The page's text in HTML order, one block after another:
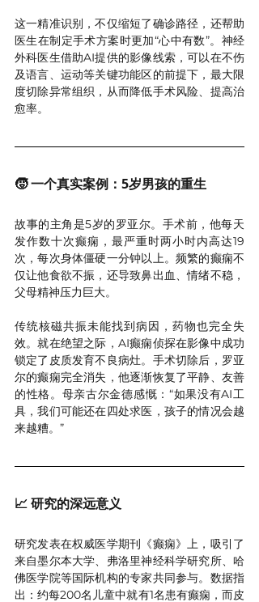
这一精准识别，不仅缩短了确诊路径，还帮助
医生在制定手术方案时更加“心中有数”。神经
外科医生借助AI提供的影像线索，可以在不伤
及语言、运动等关键功能区的前提下，最大限
度切除异常组织，从而降低手术风险、提高治
愈率。
🧒 一个真实案例：5岁男孩的重生
故事的主角是5岁的罗亚尔。手术前，他每天
发作数十次癫痫，最严重时两小时内高达19
次，每次身体僵硬一分钟以上。频繁的癫痫不
仅让他食欲不振，还导致鼻出血、情绪不稳，
父母精神压力巨大。
传统核磁共振未能找到病因，药物也完全失
效。就在绝望之际，AI癫痫侦探在影像中成功
锁定了皮质发育不良病灶。手术切除后，罗亚
尔的癫痫完全消失，他逐渐恢复了平静、友善
的性格。母亲古尔金德感慨：“如果没有AI工
具，我们可能还在四处求医，孩子的情况会越
来越糟。”
📈 研究的深远意义
研究发表在权威医学期刊《癫痫》上，吸引了
来自墨尔本大学、弗洛里神经科学研究所、哈
佛医学院等国际机构的专家共同参与。数据指
出：约每200名儿童中就有1名患有癫痫，而皮